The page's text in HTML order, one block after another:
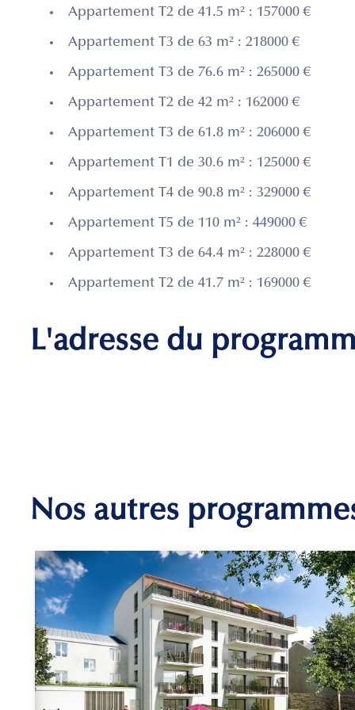
Appartement T2 de 41.5 m² : 157000 €
Appartement T3 de 63 m² : 218000 €
Appartement T3 de 76.6 m² : 265000 €
Appartement T2 de 42 m² : 162000 €
Appartement T3 de 61.8 m² : 206000 €
Appartement T1 de 30.6 m² : 125000 €
Appartement T4 de 90.8 m² : 329000 €
Appartement T5 de 110 m² : 449000 €
Appartement T3 de 64.4 m² : 228000 €
Appartement T2 de 41.7 m² : 169000 €
L'adresse du
Nos autres